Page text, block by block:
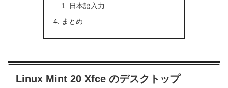
日本語入力
まとめ
Linux Mint 20 Xfce のデスクトップ